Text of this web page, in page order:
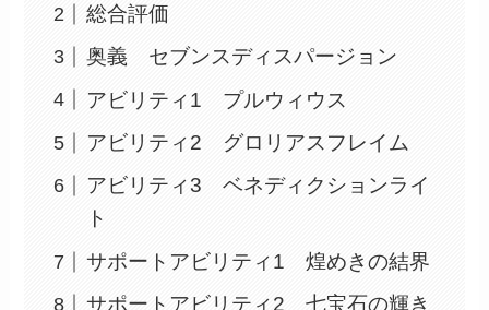
総合評価
奥義 セブンスディスパージョン
アビリティ1 プルウィウス
アビリティ2 グロリアスフレイム
アビリティ3 ベネディクションライ
ト
サポートアビリティ1 煌めきの結界
サポートアビリティ2 七宝石の輝き